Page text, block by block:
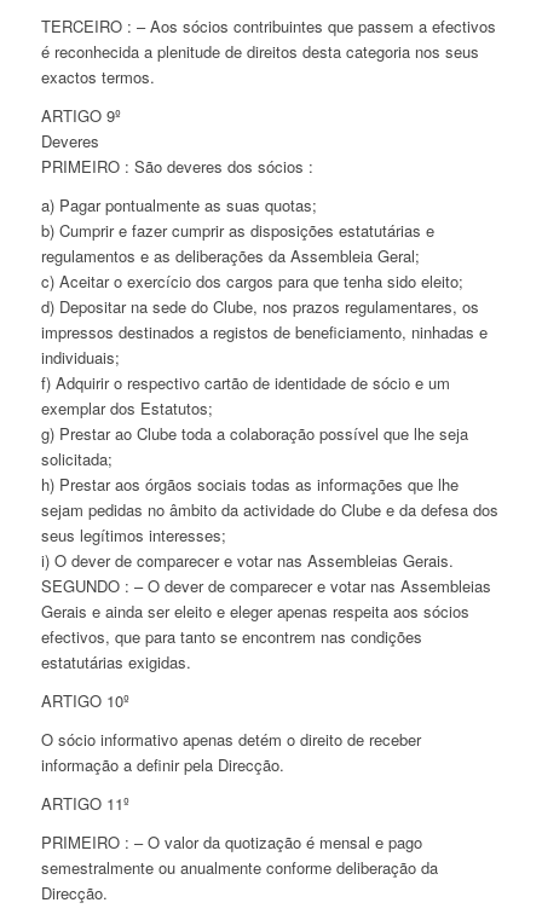
TERCEIRO : – Aos sócios contribuintes que passem a efectivos
é reconhecida a plenitude de direitos desta categoria nos seus
exactos termos.
ARTIGO 9º
Deveres
PRIMEIRO : São deveres dos sócios :
a) Pagar pontualmente as suas quotas;
b) Cumprir e fazer cumprir as disposições estatutárias e
regulamentos e as deliberações da Assembleia Geral;
c) Aceitar o exercício dos cargos para que tenha sido eleito;
d) Depositar na sede do Clube, nos prazos regulamentares, os
impressos destinados a registos de beneficiamento, ninhadas e
individuais;
f) Adquirir o respectivo cartão de identidade de sócio e um
exemplar dos Estatutos;
g) Prestar ao Clube toda a colaboração possível que lhe seja
solicitada;
h) Prestar aos órgãos sociais todas as informações que lhe
sejam pedidas no âmbito da actividade do Clube e da defesa dos
seus legítimos interesses;
i) O dever de comparecer e votar nas Assembleias Gerais.
SEGUNDO : – O dever de comparecer e votar nas Assembleias
Gerais e ainda ser eleito e eleger apenas respeita aos sócios
efectivos, que para tanto se encontrem nas condições
estatutárias exigidas.
ARTIGO 10º
O sócio informativo apenas detém o direito de receber
informação a definir pela Direcção.
ARTIGO 11º
PRIMEIRO : – O valor da quotização é mensal e pago
semestralmente ou anualmente conforme deliberação da
Direcção.